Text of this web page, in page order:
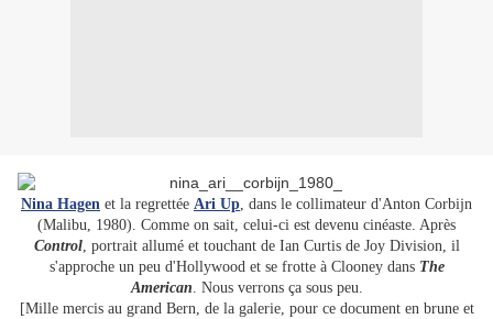
Nina Hagen et la regrettée Ari Up, dans le collimateur d'Anton Corbijn
(Malibu, 1980). Comme on sait, celui-ci est devenu cinéaste. Après
Control, portrait allumé et touchant de Ian Curtis de Joy Division, il
s'approche un peu d'Hollywood et se frotte à Clooney dans The
American. Nous verrons ça sous peu.
[Mille mercis au grand Bern, de la galerie, pour ce document en brune et